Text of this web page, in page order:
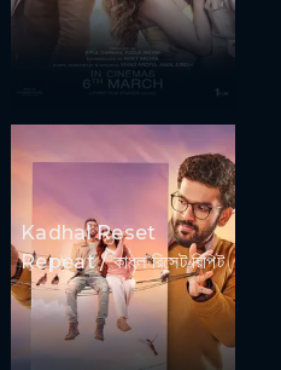
Kadhal Reset
Repeat / কাধল রিসেট রিপিট